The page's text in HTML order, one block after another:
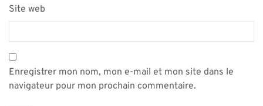
Site web
Enregistrer mon nom, mon e-mail et mon site dans le
navigateur pour mon prochain commentaire.